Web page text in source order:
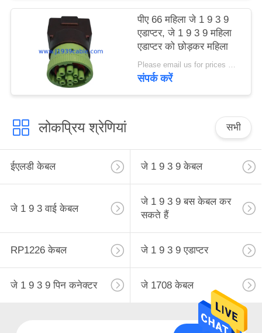
पीए 66 महिला जे 1 9 3 9
एडाप्टर, जे 1 9 3 9 महिला
एडाप्टर को छोड़कर महिला
Please email us for prices MOQ:100 पीसी
संपर्क करें
लोकप्रिय श्रेणियां सभी
ईएलडी केबल जे 1 9 3 9 केबल
जे 1 9 3 वाई केबल
जे 1 9 3 9 बस केबल कर
सकते हैं
RP1226 केबल जे 1 9 3 9 एडाप्टर
जे 1 9 3 9 पिन कनेक्टर जे 1708 केबल